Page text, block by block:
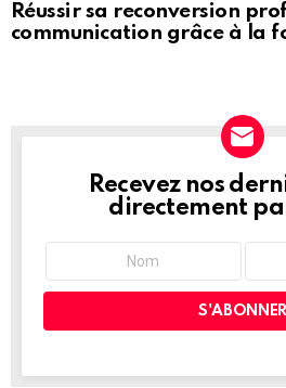
Réussir sa reconversion
communication grâce à la
NEWSLETTER
Recevez nos
directement